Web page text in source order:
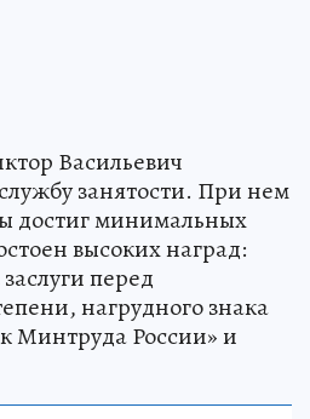
Васильевич
занятости. При нем
достиг минимальных
высоких наград:
перед
нагрудного знака
Минтруда России» и